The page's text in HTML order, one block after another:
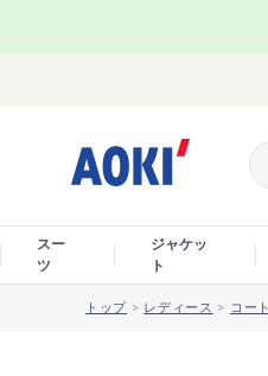
スー
ツ
ジャケッ
ト
トップ > レディース > コート